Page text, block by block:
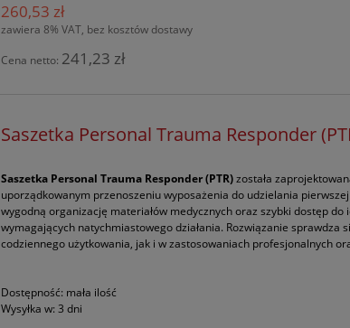
260,53 zł
zawiera 8% VAT, bez kosztów dostawy
Cena netto: 241,23 zł
Saszetka Personal Trauma Responder
Saszetka Personal Trauma Responder (PTR)została
uporządkowanym przenoszeniu wyposażenia do udzielania
wygodną organizację materiałów medycznych oraz szybki dostęp do
wymagających natychmiastowego działania. Rozwiązanie sprawdza
codziennego użytkowania, jak i w zastosowaniach profesjonalnych
Dostępność: mała ilość
Wysyłka w: 3 dni